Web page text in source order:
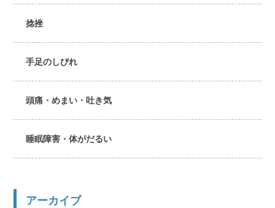
捻挫
手足のしびれ
頭痛・めまい・吐き気
睡眠障害・体がだるい
アーカイブ